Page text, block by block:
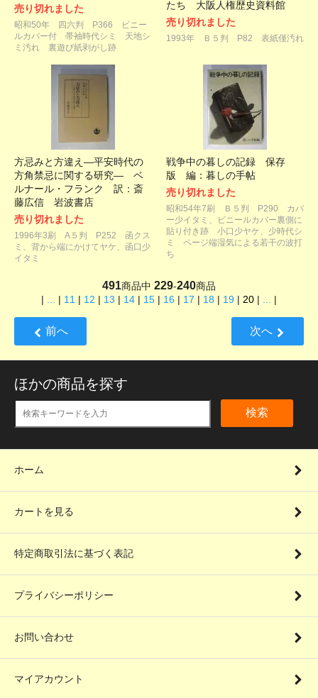
売り切れました
昭和50年 四六判 P366 ビニー
ルカバー付 帯袖時代シミ 天地シ
ミ汚れ 裏遊び紙剥がし跡
たち 大阪人権歴史資料館
売り切れました
1993年 Ｂ５判 P82 表紙僅汚れ
方忌みと方違え―平安時代の
方角禁忌に関する研究― ベ
ルナール・フランク 訳：斎
藤広信 岩波書店
売り切れました
1996年3刷 A５判 P252 函クス
ミ、背から端にかけてヤケ、函口少
イタミ
戦争中の暮しの記録 保存
版 編：暮しの手帖
売り切れました
昭和54年7刷 Ｂ５判 P290 カバ
ー少イタミ、ビニールカバー裏側に
貼り付き跡 小口少ヤケ、少時代シ
ミ ページ端湿気による若干の波打
ち
491商品中 229-240商品
| ... | 11 | 12 | 13 | 14 | 15 | 16 | 17 | 18 | 19 | 20 | ... |
前へ 次へ
ほかの商品を探す
検索
ホーム
カートを見る
特定商取引法に基づく表記
プライバシーポリシー
お問い合わせ
マイアカウント